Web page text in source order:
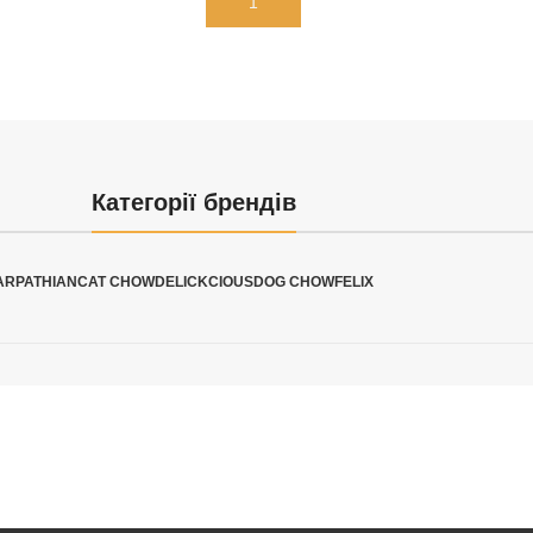
Категорії брендів
CAT CHOWDELICKCIOUSDOG CHOWFELIX